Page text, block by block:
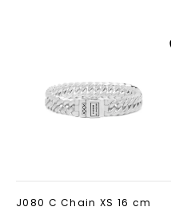
J080 C Chain XS 16 cm